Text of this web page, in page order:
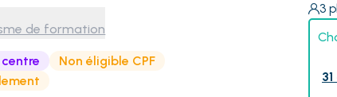
de formation
centre
Non éligible CPF
3